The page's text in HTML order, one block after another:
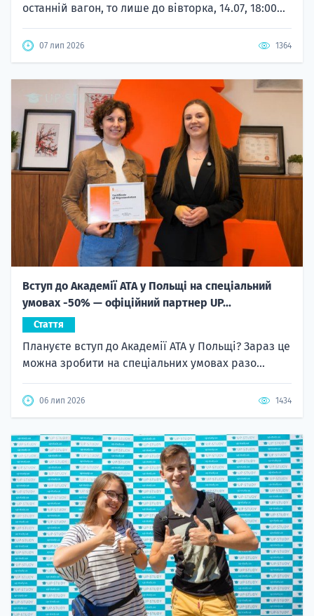
останній вагон, то лише до вівторка, 14.07, 18:00...
07 лип 2026 1364
Вступ до Академії ATA у Польщі на спеціальний
умовах -50% — офіційний партнер UP...
Стаття
Плануєте вступ до Академії ATA у Польщі? Зараз це
можна зробити на спеціальних умовах разо...
06 лип 2026 1434